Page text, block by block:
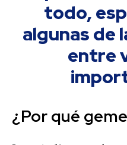
todo,
algunas de
entre
¿Por qué